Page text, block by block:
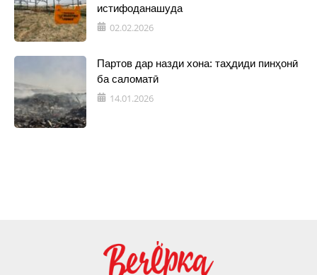
истифоданашуда
02.02.2026
Партов дар назди хона: таҳдиди пинҳонӣ
ба саломатӣ
14.01.2026